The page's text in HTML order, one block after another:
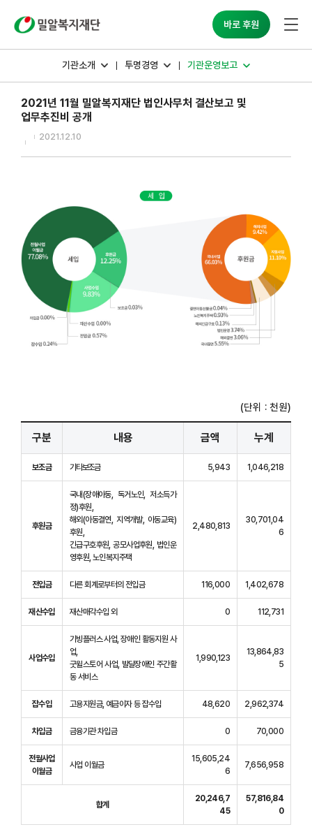
바로 후원
기관소개 투명경영 기관운영보고
2021년 11월 밀알복지재단 법인사무처 결산보고 및
업무추진비 공개
2021.12.10
(단위 : 천원)
구분 내용 금액 누계
보조금 기타보조금 5,943 1,046,218
후원금
국내(장애아동, 독거노인, 저소득가
정)후원,
해외(아동결연, 지역개발, 아동교육)
후원,
긴급구호후원, 공모사업후원, 법인운
영후원, 노인복지주택
2,480,813
30,701,04
6
전입금 다른 회계로부터의 전입금 116,000 1,402,678
재산수입 재산매각수입 외 0 112,731
사업수입
기빙플러스 사업, 장애인 활동지원 사
업,
굿윌스토어 사업, 발달장애인 주간활
동 서비스
1,990,123
13,864,83
5
잡수입 고용지원금, 예금이자 등 잡수입 48,620 2,962,374
차입금 금융기관 차입금 0 70,000
전월사업
이월금
사업 이월금
15,605,24
6
7,656,958
합계
20,246,7
45
57,816,84
0